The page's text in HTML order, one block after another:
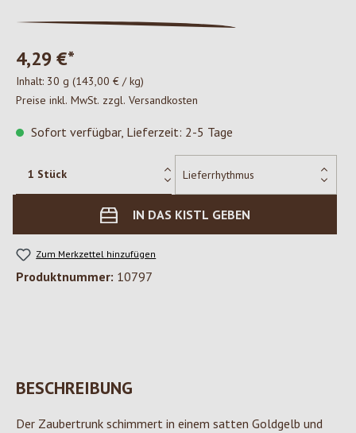
4,29 €*
Inhalt: 30 g (143,00 € / kg)
Preise inkl. MwSt. zzgl. Versandkosten
Sofort verfügbar, Lieferzeit: 2-5 Tage
IN DAS KISTL GEBEN
Zum Merkzettel hinzufügen
Produktnummer: 10797
BESCHREIBUNG
Der Zaubertrunk schimmert in einem satten Goldgelb und